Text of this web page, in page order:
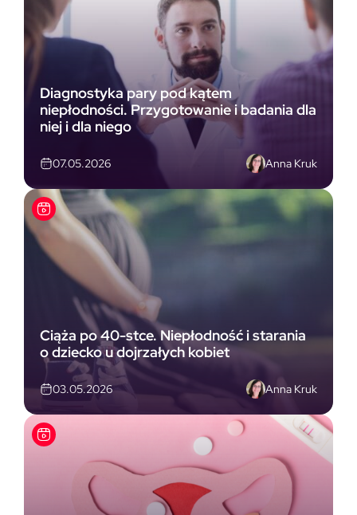
Diagnostyka pary pod kątem
niepłodności. Przygotowanie i badania dla
niej i dla niego
07.05.2026 Anna Kruk
Ciąża po 40-stce. Niepłodność i starania
o dziecko u dojrzałych kobiet
03.05.2026 Anna Kruk